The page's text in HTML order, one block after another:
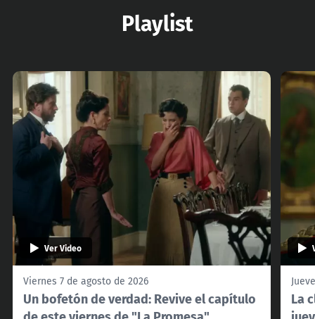
Playlist
Ver Video
Viernes 7 de agosto de 2026
Un bofetón de verdad: Revive el capítulo
La